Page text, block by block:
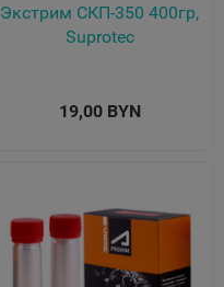
Экстрим СКП-350 400гр,
Suprotec
19,00 BYN